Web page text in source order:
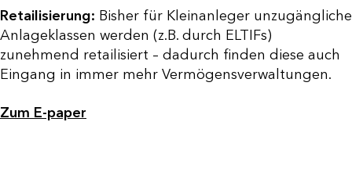
Retailisierung: Bisher für Kleinanleger unzugängliche
Anlageklassen werden (z.B. durch ELTIFs)
zunehmend retailisiert – dadurch finden diese auch
Eingang in immer mehr Vermögensverwaltungen.
Zum E-paper